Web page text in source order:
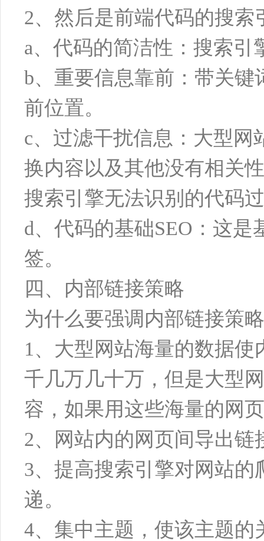
2、然后是前端代码的搜
a、代码的简洁性：搜索
b、重要信息靠前：带关
前位置。
c、过滤干扰信息：大型
换内容以及其他没有相关
搜索引擎无法识别的代码
d、代码的基础SEO：这是
签。
四、内部链接策略
为什么要强调内部链接策
1、大型网站海量的数据
千几万几十万，但是大型
容，如果用这些海量的网
2、网站内的网页间导出
3、提高搜索引擎对网站
递。
4、集中主题，使该主题